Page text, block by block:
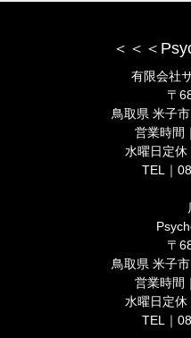
＜＜＜
有限会社
〒
鳥取県 米子
営業時間
水曜日定休
TEL｜
〒
鳥取県 米子
営業時間
水曜日定休
TEL｜